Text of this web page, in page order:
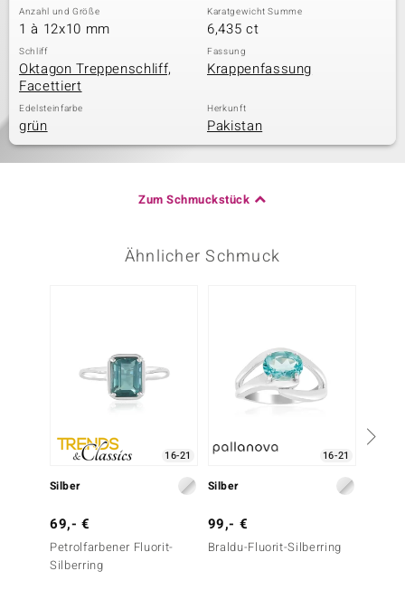
Anzahl und Größe
1 à 12x10 mm
Karatgewicht Summe
6,435 ct
Schliff
Oktagon Treppenschliff,
Facettiert
Fassung
Krappenfassung
Edelsteinfarbe
grün
Herkunft
Pakistan
Zum Schmuckstück
Ähnlicher Schmuck
16-21
Silber
69,- €
Petrolfarbener Fluorit-
Silberring
16-21
Silber
99,- €
Braldu-Fluorit-Silberring